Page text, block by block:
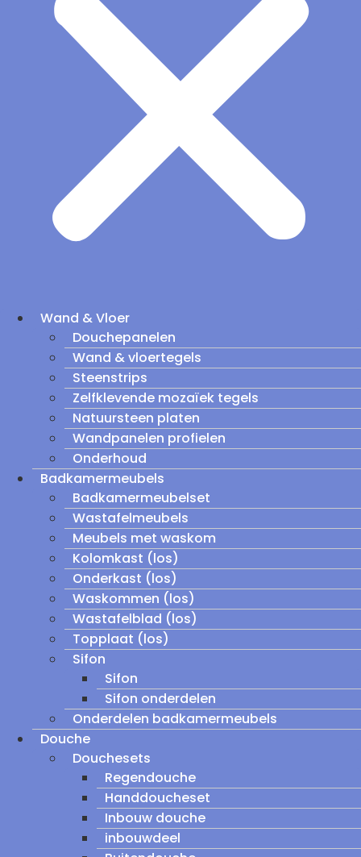
Wand & Vloer
Douchepanelen
Wand & vloertegels
Steenstrips
Zelfklevende mozaïek tegels
Natuursteen platen
Wandpanelen profielen
Onderhoud
Badkamermeubels
Badkamermeubelset
Wastafelmeubels
Meubels met waskom
Kolomkast (los)
Onderkast (los)
Waskommen (los)
Wastafelblad (los)
Topplaat (los)
Sifon
Sifon
Sifon onderdelen
Onderdelen badkamermeubels
Douche
Douchesets
Regendouche
Handdoucheset
Inbouw douche
inbouwdeel